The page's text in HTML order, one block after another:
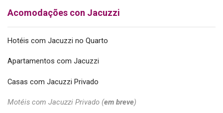
Acomodações con Jacuzzi
Hotéis com Jacuzzi no Quarto
Apartamentos com Jacuzzi
Casas com Jacuzzi Privado
Motéis com Jacuzzi Privado (em breve)